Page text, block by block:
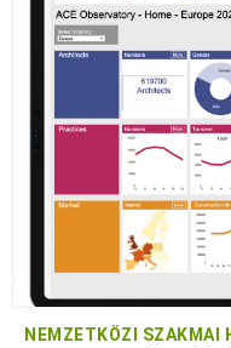
NEMZETKÖZI SZAKMAI